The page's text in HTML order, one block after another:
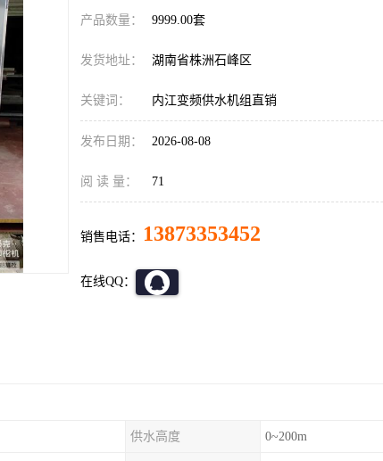
产品数量： 9999.00套
发货地址： 湖南省株洲石峰区
关键词： 内江变频供水机组直销
发布日期： 2026-08-08
阅 读 量： 71
销售电话： 13873353452
在线QQ：
供水高度 0~200m